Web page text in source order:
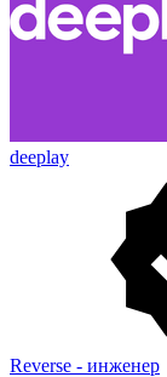
deeplay
Reverse - инженер